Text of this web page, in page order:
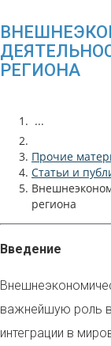
РЕГИОНА
...
Прочие
Статьи и
региона
Введение
важнейшую роль в
интеграции в